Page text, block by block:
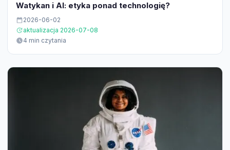
Watykan i AI: etyka ponad technologię?
2026-06-02
aktualizacja 2026-07-08
4 min czytania